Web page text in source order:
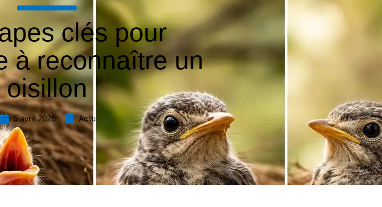
clés pour
à reconnaître un
oisillon
5 avril 2026 Actu